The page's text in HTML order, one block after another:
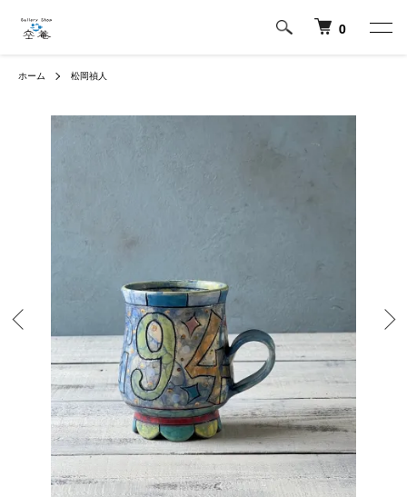
0
ホーム 松岡禎人